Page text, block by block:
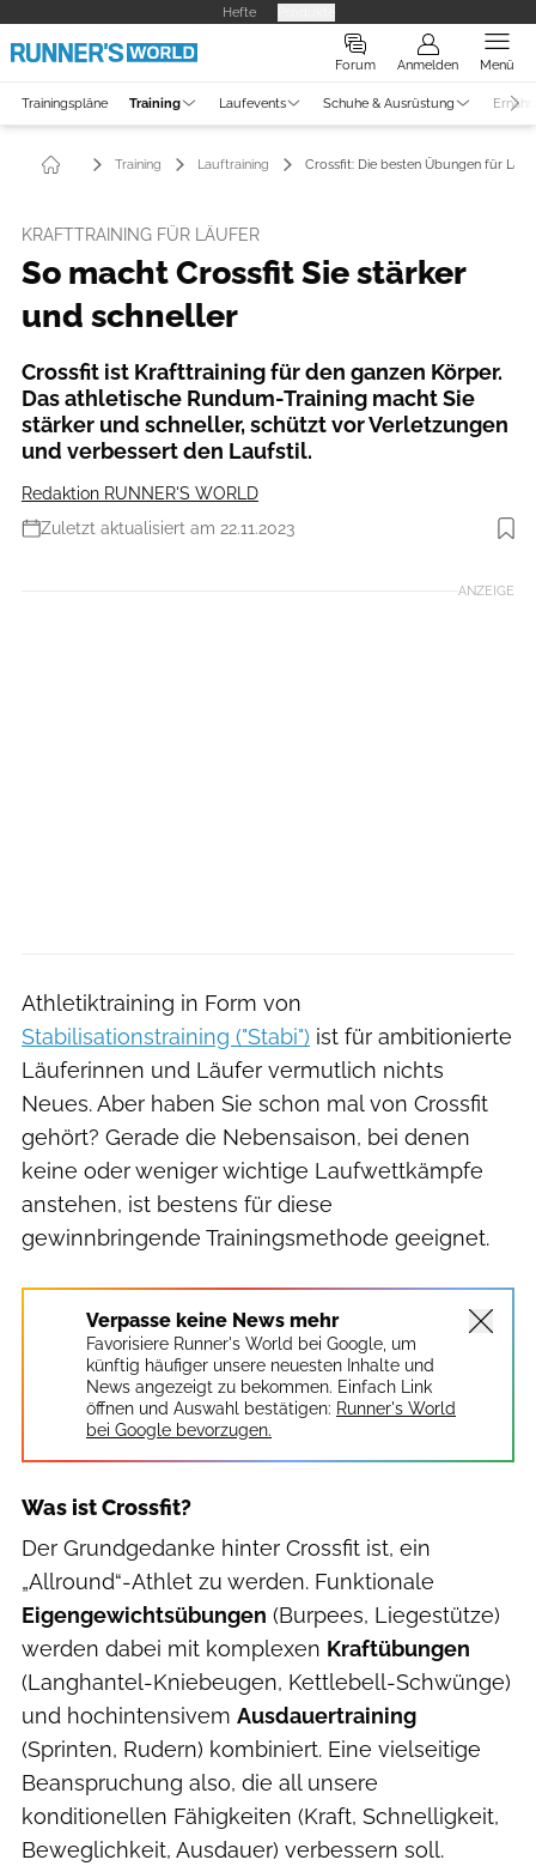
Hefte
Forum Anmelden Menü
Trainingspläne Training Laufevents Schuhe & Ausrüstung
Training Lauftraining Crossfit: Die besten Übungen für
KRAFTTRAINING FÜR LÄUFER
So macht Crossfit Sie stärker
und schneller
Crossfit ist Krafttraining für den ganzen Körper.
Das athletische Rundum-Training macht Sie
stärker und schneller, schützt vor Verletzungen
und verbessert den Laufstil.
Redaktion RUNNER'S WORLD
Zuletzt aktualisiert am 22.11.2023
ANZEIGE
Athletiktraining in Form von
Stabilisationstraining ("Stabi") ist für ambitionierte
Läuferinnen und Läufer vermutlich nichts
Neues. Aber haben Sie schon mal von Crossfit
gehört? Gerade die Nebensaison, bei denen
keine oder weniger wichtige Laufwettkämpfe
anstehen, ist bestens für diese
gewinnbringende Trainingsmethode geeignet.
Verpasse keine News mehr
Favorisiere Runner's World bei Google, um
künftig häufiger unsere neuesten Inhalte und
News angezeigt zu bekommen. Einfach Link
öffnen und Auswahl bestätigen: Runner's World
bei Google bevorzugen.
Was ist Crossfit?
Der Grundgedanke hinter Crossfit ist, ein
„Allround“-Athlet zu werden. Funktionale
Eigengewichtsübungen (Burpees, Liegestütze)
werden dabei mit komplexen Kraftübungen
(Langhantel-Kniebeugen, Kettlebell-Schwünge)
und hochintensivem Ausdauertraining
(Sprinten, Rudern) kombiniert. Eine vielseitige
Beanspruchung also, die all unsere
konditionellen Fähigkeiten (Kraft, Schnelligkeit,
Beweglichkeit, Ausdauer) verbessern soll.